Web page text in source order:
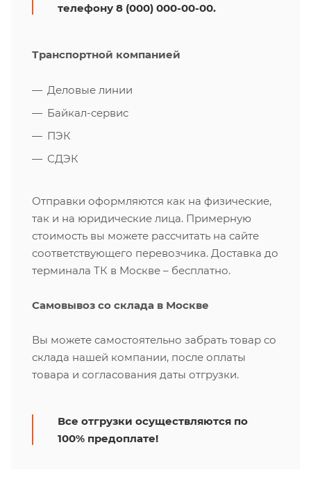
телефону 8 (000) 000-00-00.
Транспортной компанией
Деловые линии
Байкал-сервис
ПЭК
СДЭК
Отправки оформляются как на физические,
так и на юридические лица. Примерную
стоимость вы можете рассчитать на сайте
соответствующего перевозчика. Доставка до
терминала ТК в Москве – бесплатно.
Самовывоз со склада в Москве
Вы можете самостоятельно забрать товар со
склада нашей компании, после оплаты
товара и согласования даты отгрузки.
Все отгрузки осуществляются по
100% предоплате!